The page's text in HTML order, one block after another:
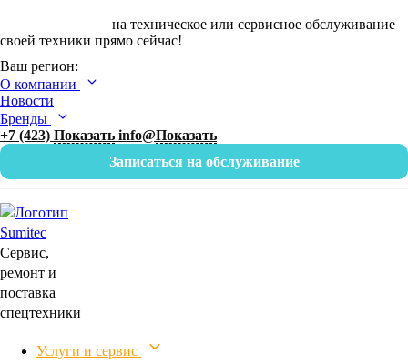
на техническое или сервисное обслуживание
своей техники прямо сейчас!
Ваш регион:
О компании
Новости
Бренды
+7 (423) Показать info@Показать
Записаться на обслуживание
Сервис,
ремонт и
поставка
спецтехники
Услуги и сервис